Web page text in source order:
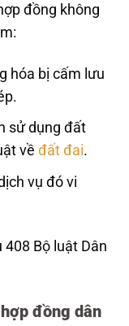
đồng không
hóa bị cấm lưu
sử dụng đất
về đất đai.
vụ đó vi
Bộ luật Dân
đồng dân